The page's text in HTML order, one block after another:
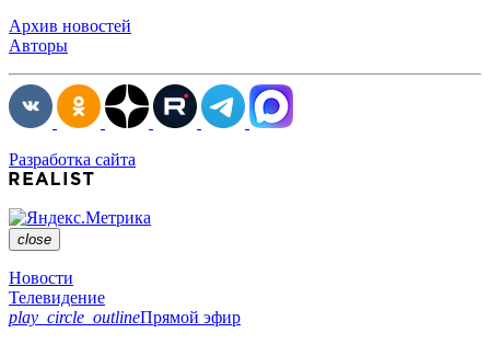
Архив новостей
Авторы
Разработка сайта
close
Новости
Телевидение
play_circle_outlineПрямой эфир